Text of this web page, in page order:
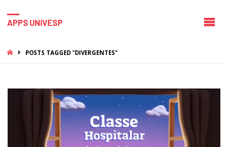
APPS UNIVESP
HOMEPOSTS TAGGED "DIVERGENTES"